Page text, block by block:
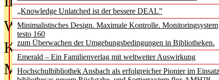
„Knowledge Unlatched ist der bessere DEAL”
Minimalistisches Design. Maximale Kontrolle. Monitoringsystem
testo 160
zum Überwachen der Umgebungsbedingungen in Bibliotheken.
Emerald – Ein Familienverlag mit weltweiter Auswirkung
Hochschulbibliothek Ansbach als erfolgreicher Pionier im
Was Hochschul­bibliotheken von
Kinder in der digitalen Welt
Metadaten als Infrastruktur